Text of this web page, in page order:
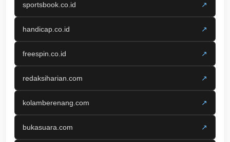
sportsbook.co.id ↗
handicap.co.id ↗
freespin.co.id ↗
redaksiharian.com ↗
kolamberenang.com ↗
bukasuara.com ↗